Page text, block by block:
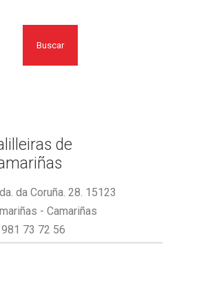
Buscar
de
da Coruña. 28. 15123
- Camariñas
73 72 56